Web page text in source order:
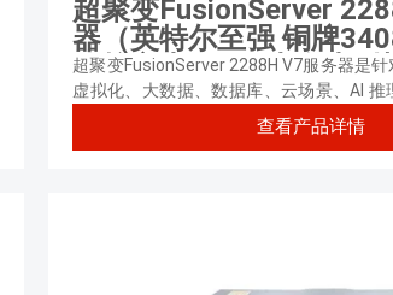
超聚变FusionServer
器（英特尔至强 铜牌
八核心丨32GB 内存丨2
SAS硬盘丨9540-8i 阵列
电源丨三年质保）
超聚变FusionServer 2288H V7服务器是针
虚拟化、大数据、数据库、云场景、AI 推
Web应用业务应用等需求，推出的具有广
机架服务器，满足企业或电信业务应用及
查看产品详情